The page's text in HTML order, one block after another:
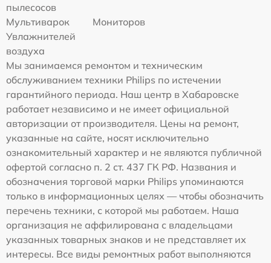
пылесосов
Мультиварок
Мониторов
Увлажнителей
воздуха
Мы занимаемся ремонтом и техническим
обслуживанием техники Philips по истечении
гарантийного периода. Наш центр в Хабаровске
работает независимо и не имеет официальной
авторизации от производителя. Цены на ремонт,
указанные на сайте, носят исключительно
ознакомительный характер и не являются публичной
офертой согласно п. 2 ст. 437 ГК РФ. Названия и
обозначения торговой марки Philips упоминаются
только в информационных целях — чтобы обозначить
перечень техники, с которой мы работаем. Наша
организация не аффилирована с владельцами
указанных товарных знаков и не представляет их
интересы. Все виды ремонтных работ выполняются